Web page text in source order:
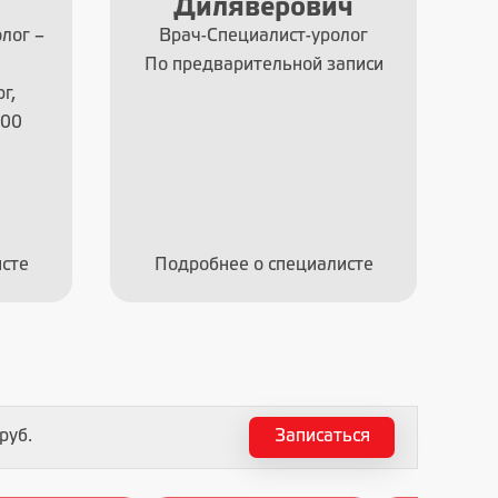
Александровна
Глав. врач, Врач-реабилитолог,
Врач дерматовенеролог, Врач-
Подробнее о специалисте
Записаться